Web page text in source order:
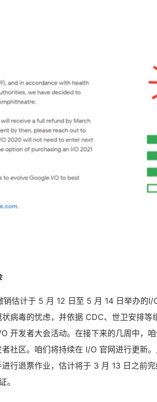
估计于 5 月 12 日至 5 月 14 日举办的
病毒的忧虑，并依据 CDC、世卫安排等
开发者大会活动。在接下来的几周中，
社区。咱们将持续在 I/O 官网进行更新
行退票作业，估计将于 3 月 13 日之前
。